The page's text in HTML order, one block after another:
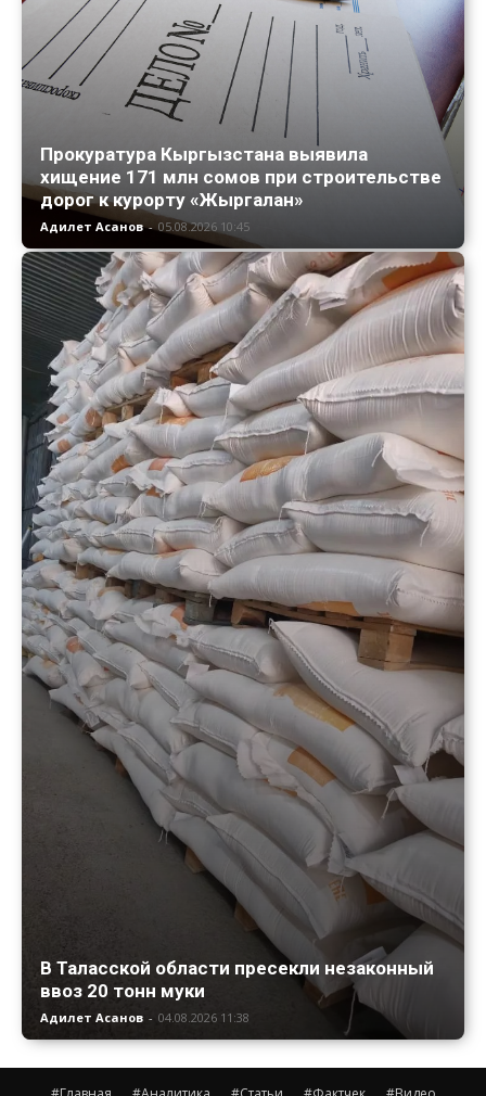
Прокуратура Кыргызстана выявила
хищение 171 млн сомов при строительстве
дорог к курорту «Жыргалан»
Адилет Асанов - 05.08.2026 10:45
В Таласской области пресекли незаконный
ввоз 20 тонн муки
Адилет Асанов - 04.08.2026 11:38